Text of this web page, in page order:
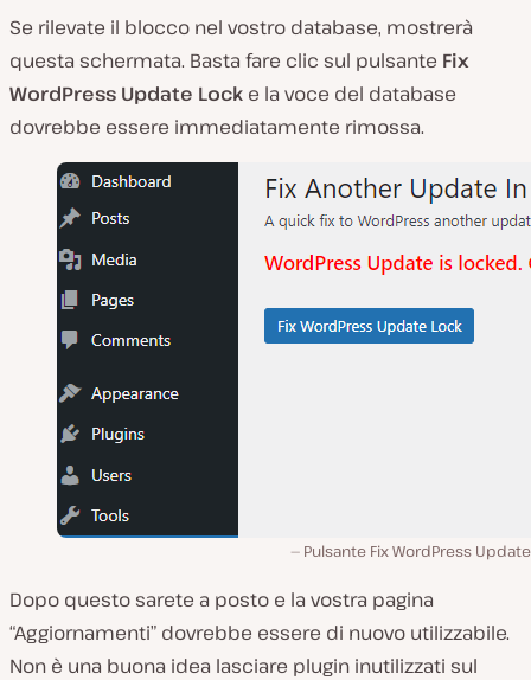
Se rilevate il blocco nel vostro database, mostrerà
questa schermata. Basta fare clic sul pulsante Fix
WordPress Update Lock e la voce del database
dovrebbe essere immediatamente rimossa.
Pulsante Fix WordPress
Dopo questo sarete a posto e la vostra pagina
“Aggiornamenti” dovrebbe essere di nuovo utilizzabile.
Non è una buona idea lasciare plugin inutilizzati sul